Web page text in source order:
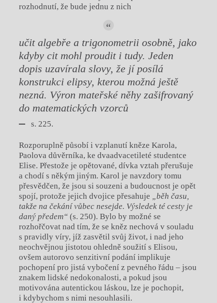
rozhodnutí, že bude jednu z nich
učit algebře a trigonometrii osobně, jako
kdyby cit mohl proudit i tudy. Jeden
dopis uzavírala slovy, že jí posílá
konstrukci elipsy, kterou možná ještě
nezná. Výron mateřské něhy zašifrovaný
do matematických vzorců
s. 225.
Rozporuplně působí i vzplanutí kněze Karola,
Paolova důvěrníka, ke dvaadvacetileté studentce
Elise. Přestože je opětované, dívka vztah přerušuje
a chodí s někým jiným. Karol je navzdory tomu
přesvědčen, že jsou si souzeni a budoucnost je opět
spojí, protože jejich dvojice přesahuje
„běh času,
takže na čekání vůbec nesejde. Výsledek té cesty je
daný předem“(s. 250). Bylo by možné se
rozhořčovat nad tím, že se kněz nechová v souladu
s pravidly víry, jíž zasvětil svůj život, i nad jeho
neochvějnou jistotou ohledně soužití s Elisou,
ovšem autorovo senzitivní podání implikuje
pochopení pro jistá vybočení z pevného řádu – jsou
znakem lidské nedokonalosti, a pokud jsou
motivována autentickou láskou, lze je pochopit,
i kdybychom s nimi nesouhlasili.